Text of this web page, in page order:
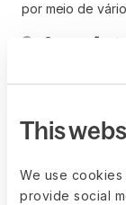
This
We use
provide social
por meio de
Ocupação:
membros.
contratos e
Impacto na